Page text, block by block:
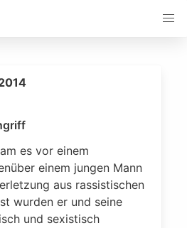
es vor einem
einem jungen Mann
aus rassistischen
wurden er und seine
und sexistisch